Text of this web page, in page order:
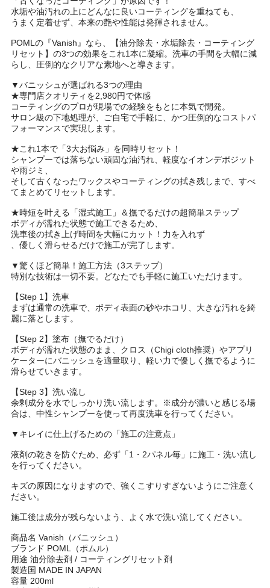
水垢や油汚れの上にどんなに良いコーティングを重ねても、
うまく定着せず、本来の艶や性能は発揮されません。
POMLの『Vanish』なら、【油分除去・水垢除去・コーティング
リセット】の3つの効果をこれ1本に凝縮。洗車の手間を大幅に減
らし、圧倒的なクリアな素地へと導きます。
▼バニッシュが選ばれる3つの理由
★専門店クオリティを2,980円で体感
コーティングのプロが現場での経験をもとに本気で開発。
サロン級の下地処理が、ご自宅で手軽に、かつ圧倒的なコストパ
フォーマンスで実現します。
★これ1本で「3大お悩み」を同時リセット！
シャンプーでは落ちない頑固な油汚れ、軽度なイオンデポジット
や雨ジミ、
そして古くなったワックスやコーティングの拭き残しまで、すべ
てまとめてリセットします。
★時短を叶える「湿式施工」＆撫でるだけの超簡単ステップ
ボディが濡れた状態で施工できるため、
洗車後の拭き上げ時間を大幅にカット！力を入れず
、優しく滑らせるだけで施工が完了します。
▼驚くほど簡単！施工方法（3ステップ）
特別な技術は一切不要。どなたでも手軽に施工いただけます。
【Step 1】洗車
まずは通常の洗車で、ボディ表面の砂やホコリ、大きな汚れを綺
麗に落とします。
【Step 2】塗布（撫でるだけ）
ボディが濡れた状態のまま、クロス（Chigi cloth推奨）やアプリ
ケーターにバニッシュを適量取り、軽い力で優しく撫でるように
滑らせていきます。
【Step 3】洗い流し
余剰成分を水でしっかり洗い流します。※成分が濃いと感じる場
合は、中性シャンプーを使って再度洗車を行ってください。
▼キレイに仕上げるための「施工の注意点」
液剤の乾きを防ぐため、必ず「1・2パネル毎」に施工・洗い流し
を行ってください。
キズの原因になりますので、強くこすりすぎないようにご注意く
ださい。
施工後は成分が残らないよう、よく水で洗い流してください。
商品名 Vanish（バニッシュ）
ブランド POML（ポムル）
用途 油分除去剤 / コーティングリセット剤
製造国 MADE IN JAPAN
容量 200ml